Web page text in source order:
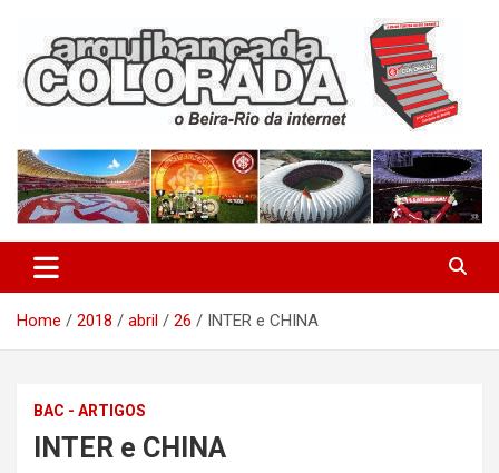
content
Arquibancada Colorada
Home 2018 abril 26 INTER e CHINA
BAC - ARTIGOS
INTER e CHINA